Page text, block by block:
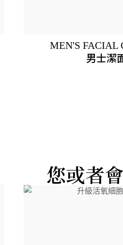
MEN'S FACIAL
男士潔
您或者